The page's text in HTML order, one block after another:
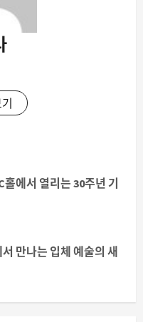
에서 열리는 30주년 기
만나는 입체 예술의 새